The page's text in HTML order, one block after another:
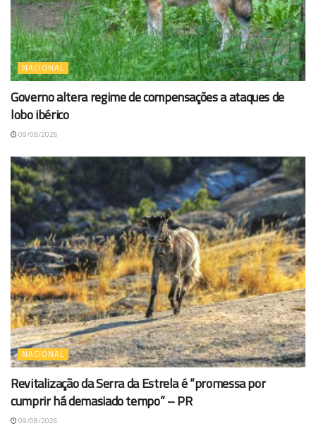
NACIONAL
Governo altera regime de compensações a ataques de
lobo ibérico
09/08/2026
NACIONAL
Revitalização da Serra da Estrela é “promessa por
cumprir há demasiado tempo” – PR
09/08/2026